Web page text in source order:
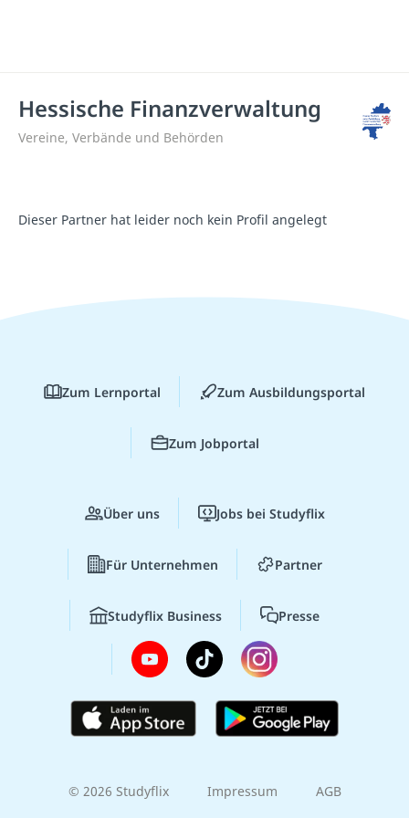
Hessische Finanzverwaltung
Vereine, Verbände und Behörden
Dieser Partner hat leider noch kein Profil angelegt
Zum Lernportal Zum Ausbildungsportal
Zum Jobportal
Über uns Jobs bei Studyflix
Für Unternehmen Partner
Studyflix Business Presse
© 2026 Studyflix Impressum AGB